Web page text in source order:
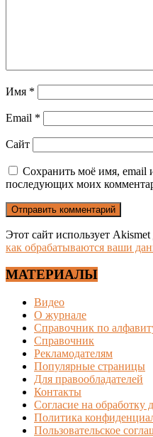
Имя *
Email *
Сайт
Сохранить моё имя, email
последующих моих
Этот сайт использует
как обрабатываются ваши
МАТЕРИАЛЫ
Видео
О журнале
Справочник по
Справочник
Рекламодателям
Популярные страницы
Для правообладателей
Контакты
Согласие на обработку
Политика
Пользовательское